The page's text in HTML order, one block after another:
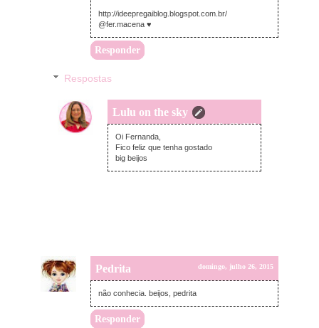
http://ideepregaiblog.blogspot.com.br/
@fer.macena ♥
Responder
Respostas
Lulu on the sky
domingo, julho 26, 2015
Oi Fernanda,
Fico feliz que tenha gostado
big beijos
Pedrita domingo, julho 26, 2015
não conhecia. beijos, pedrita
Responder